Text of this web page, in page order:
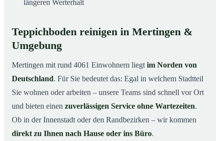
längeren Werterhalt
Teppichboden reinigen in Mertingen &
Umgebung
Mertingen mit rund 4061 Einwohnern liegt im Norden von
Deutschland. Für Sie bedeutet das: Egal in welchem Stadtteil
Sie wohnen oder arbeiten – unsere Teams sind schnell vor Ort
und bieten einen zuverlässigen Service ohne Wartezeiten.
Ob in der Innenstadt oder den Randbezirken – wir kommen
direkt zu Ihnen nach Hause oder ins Büro.